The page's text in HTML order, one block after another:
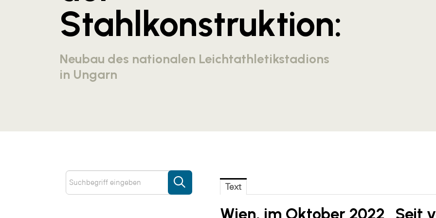
Stahlkonstruktion:
Neubau des nationalen Leichtathletikstadions
in Ungarn
Text
Wien, im Oktober 2022_Seit